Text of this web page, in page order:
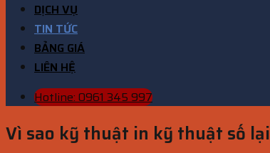
DỊCH VỤ
TIN TỨC
BẢNG GIÁ
LIÊN HỆ
Hotline: 0961 345 997
Vì sao kỹ thuật in kỹ thuật số